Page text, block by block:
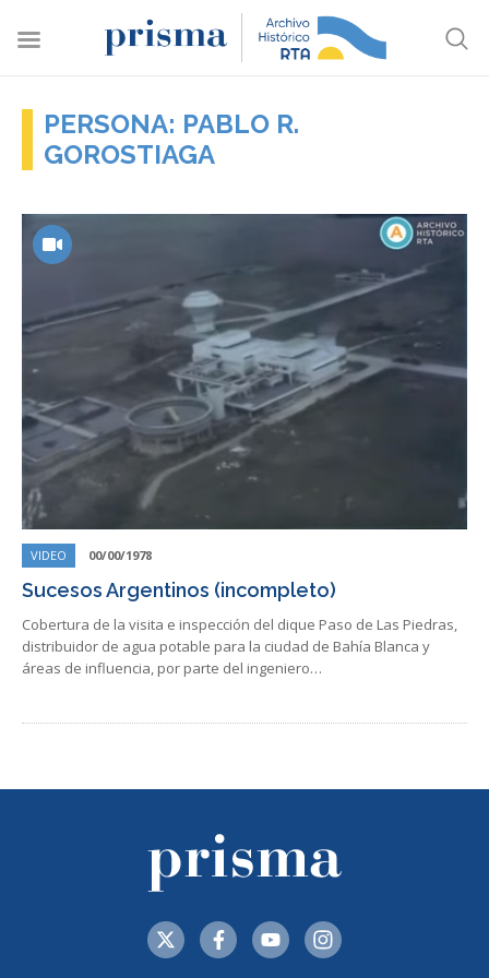
PERSONA: PABLO R.
GOROSTIAGA
VIDEO 00/00/1978
Sucesos Argentinos (incompleto)
Cobertura de la visita e inspección del dique Paso de Las Piedras,
distribuidor de agua potable para la ciudad de Bahía Blanca y
áreas de influencia, por parte del ingeniero…